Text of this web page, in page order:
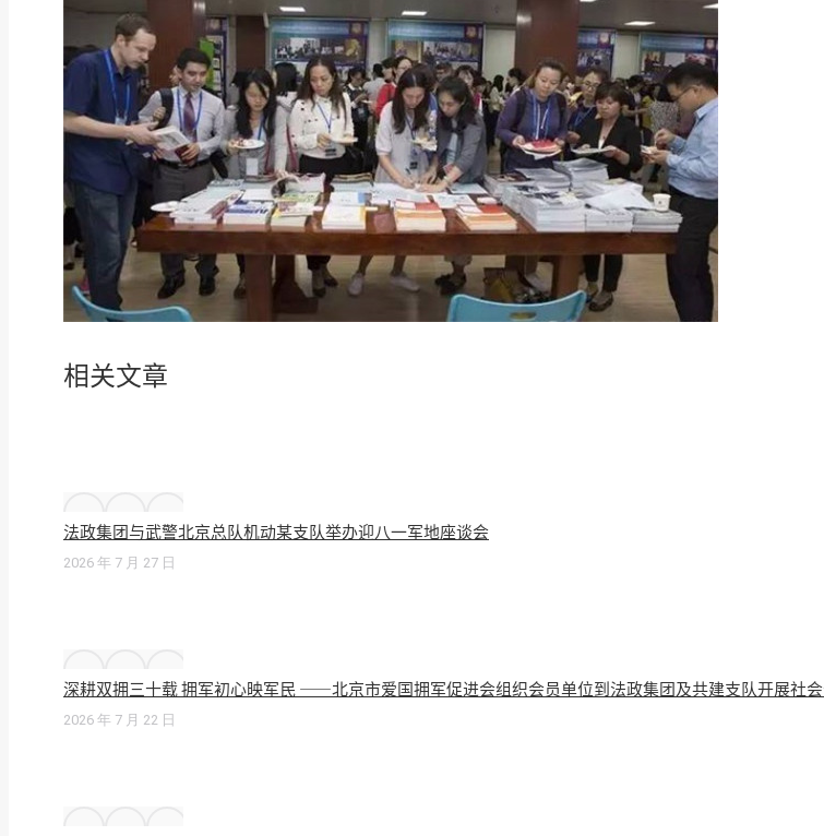
相关文章
法政集团与武警北京总队机动某支队举办迎八一军地座谈会
2026 年 7 月 27 日
深耕双拥三十载 拥军初心映军民 ——北京市爱国拥军促进会组织会员单位到法政集团及共建支队开展社
2026 年 7 月 22 日